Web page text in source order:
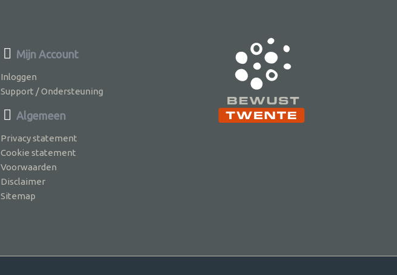
Mijn Account
Inloggen
Support / Ondersteuning
Algemeen
Privacy statement
Cookie statement
Voorwaarden
Disclaimer
Sitemap